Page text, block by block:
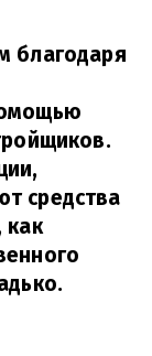
благодаря
средства
как